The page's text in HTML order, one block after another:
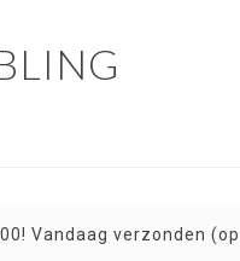
Vandaag verzonden